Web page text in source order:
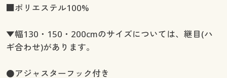
幅130×丈238(2枚組) ○ 在庫わずか
幅130×丈258(2枚組) ○ 在庫わずか
幅150×丈88(2枚組) ◎ 在庫あり
幅150×丈108(2枚組) ◎ 在庫あり
■ポリエステル100%
▼幅130・150・200cmのサイズについては、継目(ハ
ギ合わせ)があります。
●アジャスターフック付き